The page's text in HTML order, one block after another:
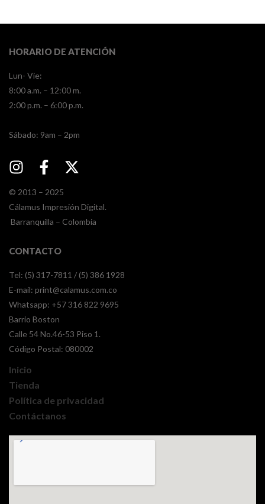
HORARIO DE ATENCIÓN
Lun- Vie:
8:00 a.m. – 12:00 m.
2:00 p.m. – 6:00 p.m.
​​Sábado: 9am – 2pm
© 2013 – 2025
Cálamus Impresión Digital.
Barranquilla – Colombia
CONTACTO
Tel: (5) 317-7811 / (5) 386 1928
E-mail: print@calamus.com.co
Whatsapp: +57 316 822 9695
Barrio Boston
Calle 54 No.46-53 Piso 1.
Código Postal: 080002
Inicio
Tienda
Política de privacidad
Contáctanos